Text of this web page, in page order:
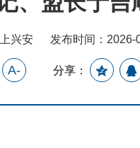
兴安 发布时间：2026-
A- 分享：